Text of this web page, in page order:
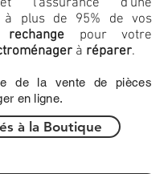
l'assurance d'une
à plus de 95% de vos
pour votre
à réparer.
de la vente de pièces
en ligne.
à la Boutique